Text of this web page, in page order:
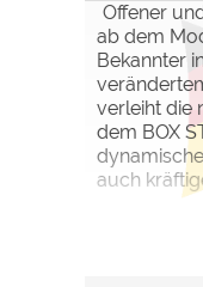
Offener
ab dem
Bekannter
verleiht die
dem BOX
auch